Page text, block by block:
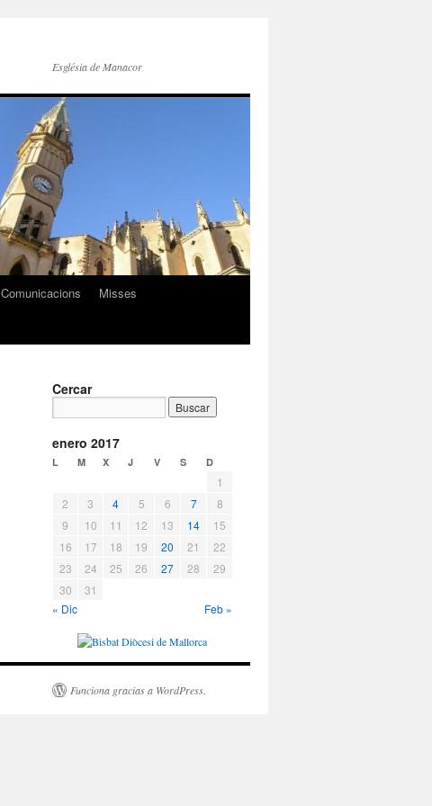
Església de Manacor
Comunicacions
Misses
Cercar
enero 2017
L M X J V S D
1
2
3 4 5 6 7
8
9
10 11 12 13 14
15
16
17 18 19 20 21
22
23
24 25 26 27 28
29
30
31
« Dic
Feb »
Funciona gracias a WordPress.